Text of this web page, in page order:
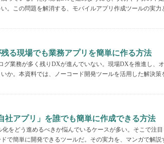
。この問題を解消する、モバイルアプリ作成ツールの実力
る現場でも業務アプリを簡単に作る方法
業務が多く残りDXが進んでいない。現場DXを推進し、
か。本資料では、ノーコード開発ツールを活用した解決策
アプリ」を誰でも簡単に作成できる方法
をどう進めるべきか悩んでいるケースが多い。そこで注目
で簡単に開発できるツールだ。その実力を、マンガで解説